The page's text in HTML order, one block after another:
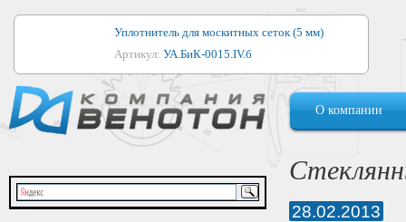
Уплотнитель для москитных сеток (5 мм)
Артикул: УА.БиК-0015.IV.б
Уплотнитель для алюминиевых окон
Артикул:1044
Уплотнитель для деревянных окон
Артикул:УМ.БиК-0062.IV.б
Уплотнитель лоджиевый для (4, 5, 6 мм)
О компании
28.02.2013